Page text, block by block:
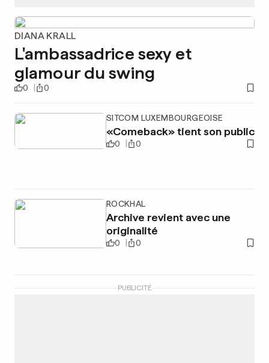
DIANA KRALL
L'ambassadrice sexy et
glamour du swing
0 0
SITCOM LUXEMBOURGEOISE
«Comeback» tient son public
0 0
ROCKHAL
Archive revient avec une
originalité
0 0
PUBLICITÉ